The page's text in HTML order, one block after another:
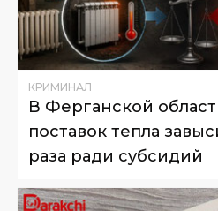
КРИМИНАЛ
В Ферганской
поставок тепла
раза ради субсидий